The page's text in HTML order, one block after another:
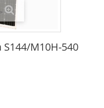
S144/М10Н-540